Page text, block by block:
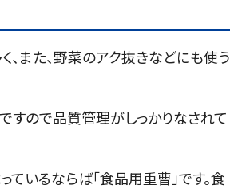
また、野菜のアク抜きなどにも使う
すので品質管理がしっかりなされて
いるならば「食品用重曹」です。食